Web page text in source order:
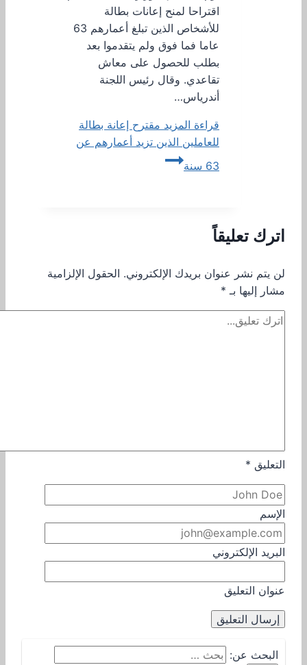
اقتراحا لمنح إعانات بطالة
للأشخاص الذين تبلغ أعمارهم 63
عاما فما فوق ولم يتقدموا بعد
بطلب للحصول على معاش
تقاعدي. وقال رئيس اللجنة
أندرياس…
قراءة المزيد مقترح إعانة بطالة
للعاملين الذين تزيد أعمارهم عن
63 سنة
اترك تعليقاً
لن يتم نشر عنوان بريدك الإلكتروني. الحقول الإلزامية
مشار إليها بـ *
التعليق *
الإسم
البريد الإلكتروني
عنوان التعليق
البحث عن: